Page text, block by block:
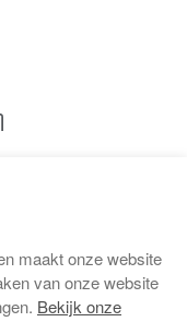
maakt onze website
van onze website
Bekijk onze